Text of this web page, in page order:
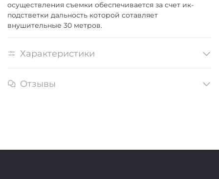
осуществления съемки обеспечивается за счет ик-
подстветки дальность которой сотавляет
внушительные 30 метров.
Характеристики
Отзывы